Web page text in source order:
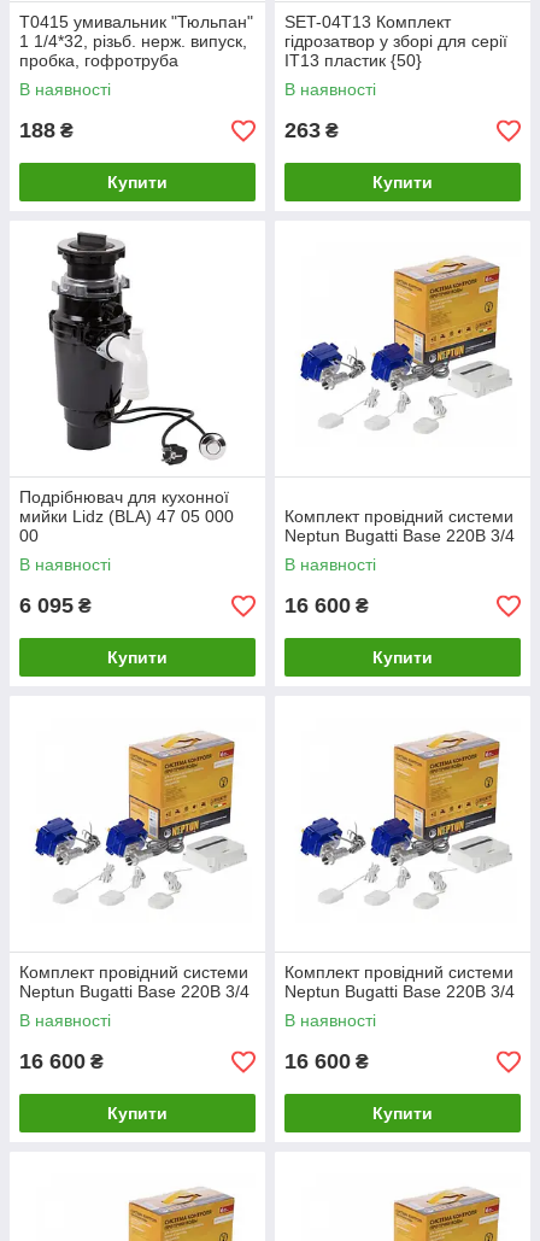
Т0415 умивальник "Тюльпан"
1 1/4*32, різьб. нерж. випуск,
пробка, гофротруба
32*32/40/50{30}
В наявності
188 ₴
Купити
SET-04T13 Комплект
гідрозатвор у зборі для серії
IT13 пластик {50}
В наявності
263 ₴
Купити
Подрібнювач для кухонної
мийки Lidz (BLA) 47 05 000
00
В наявності
6 095 ₴
Купити
Комплект провідний системи
Neptun Bugatti Base 220B 3/4
В наявності
16 600 ₴
Купити
Комплект провідний системи
Neptun Bugatti Base 220B 3/4
В наявності
16 600 ₴
Купити
Комплект провідний системи
Neptun Bugatti Base 220B 3/4
В наявності
16 600 ₴
Купити